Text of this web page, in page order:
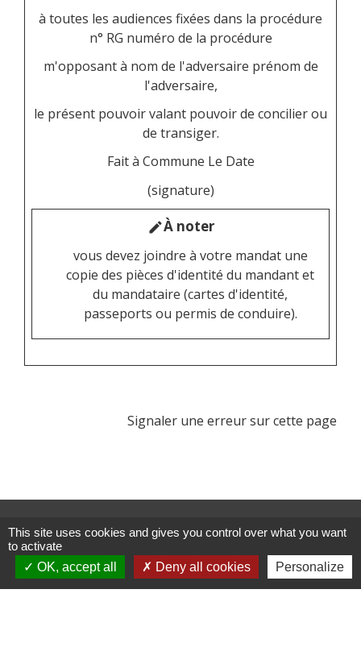
à toutes les audiences fixées dans la procédure
n° RG numéro de la procédure
m'opposant à nom de l'adversaire prénom de
l'adversaire,
le présent pouvoir valant pouvoir de concilier ou
de transiger.
Fait à Commune Le Date
(signature)
editÀ noter
vous devez joindre à votre mandat une
copie des pièces d'identité du mandant et
du mandataire (cartes d'identité,
passeports ou permis de conduire).
Signaler une erreur sur cette page
Contacts
45 Place Abbé Royer
56580 Crédin - FRANCE
+33 2 97 38 97 33
This site uses cookies and gives you control over what you want
to activate
OK, accept all
Deny all cookies Personalize